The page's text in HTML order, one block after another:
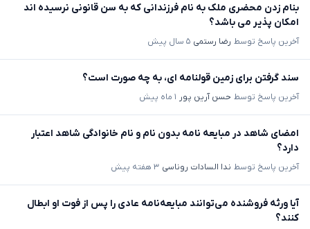
بنام زدن محضری ملک به نام فرزندانی که به سن قانونی نرسیده اند
امکان پذیر می باشد؟
آخرین پاسخ توسط رضا رستمی ۵ سال پیش
سند گرفتن برای زمین قولنامه ای، به چه صورت است؟
آخرین پاسخ توسط حسن آرین پور ۱ ماه پیش
امضای شاهد در مبایعه نامه بدون نام و نام خانوادگی شاهد اعتبار
دارد؟
آخرین پاسخ توسط ندا السادات روناسی ۳ هفته پیش
آیا ورثه فروشنده می‌توانند مبایعه‌نامه عادی را پس از فوت او ابطال
کنند؟